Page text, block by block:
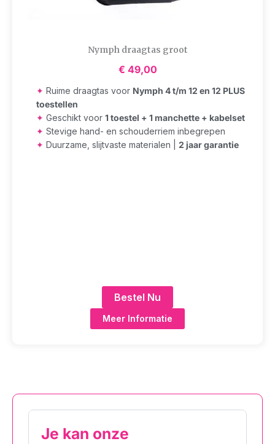
Nymph draagtas groot
€ 49,00
✦ Ruime draagtas voor Nymph 4 t/m 12 en 12 PLUS
toestellen
✦ Geschikt voor 1 toestel + 1 manchette + kabelset
✦ Stevige hand- en schouderriem inbegrepen
✦ Duurzame, slijtvaste materialen | 2 jaar garantie
Bestel Nu
Meer Informatie
Je kan onze